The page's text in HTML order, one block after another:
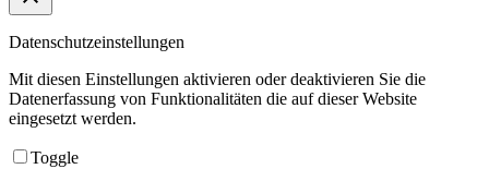
Datenschutzeinstellungen
Mit diesen Einstellungen aktivieren oder deaktivieren Sie die
Datenerfassung von Funktionalitäten die auf dieser Website
eingesetzt werden.
Toggle